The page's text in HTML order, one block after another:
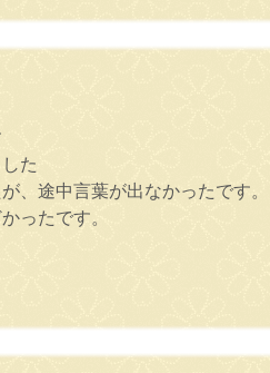
た
、途中言葉が出なかったです
ったです。